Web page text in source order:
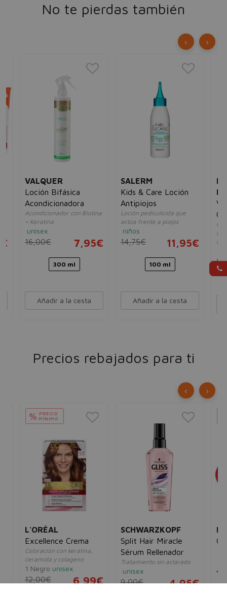
No te pierdas también
VALQUER
Loción Bifásica
Acondicionadora
Acondicionador con Biotina
+ Keratina
unisex
16,00€ 7,95€
300 ml
Añadir a la cesta
SALERM
Kids & Care Loción
Antipiojos
Loción pediculicida que
actúa frente a piojos
niños
14,75€ 11,95€
100 ml
Añadir a la cesta
‹ ›
Precios rebajados para ti
% PRECIO
MÍNIMO
L'ORÉAL
Excellence Crema
Coloración con keratina,
ceramida y colageno
1 Negro unisex
12,00€ 6,99€
SCHWARZKOPF
Split Hair Miracle
Sérum Rellenador
Tratamiento sin aclarado
unisex
9,00€ 4,95€
‹ ›